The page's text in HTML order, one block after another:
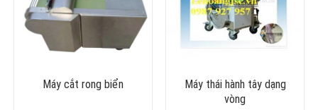
Máy cắt rong biển
Máy thái hành tây dạng
vòng